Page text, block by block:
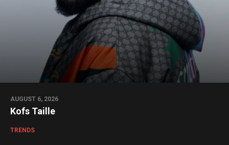
AUGUST 6, 2026
Kofs Taille
TRENDS